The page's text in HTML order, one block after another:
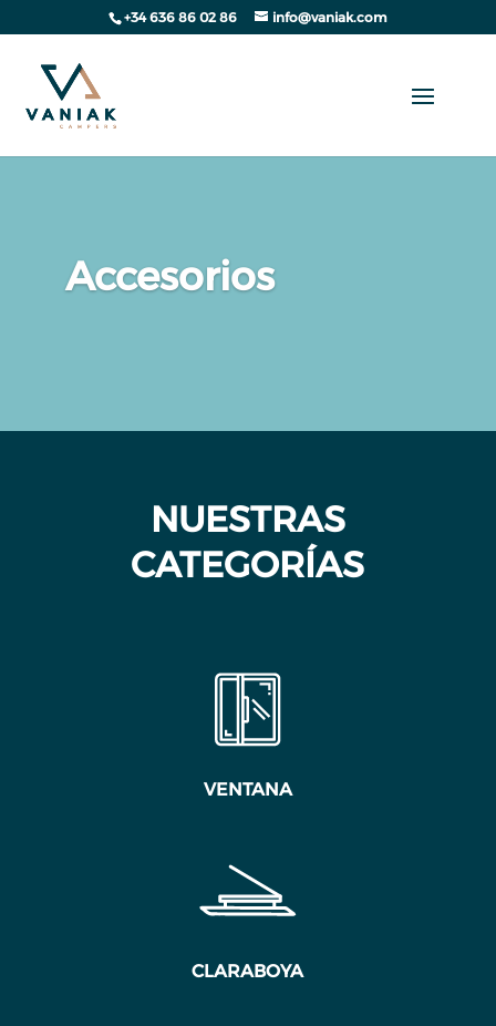
+34 636 86 02 86 info@vaniak.com
Accesorios
NUESTRAS
CATEGORÍAS
VENTANA
CLARABOYA